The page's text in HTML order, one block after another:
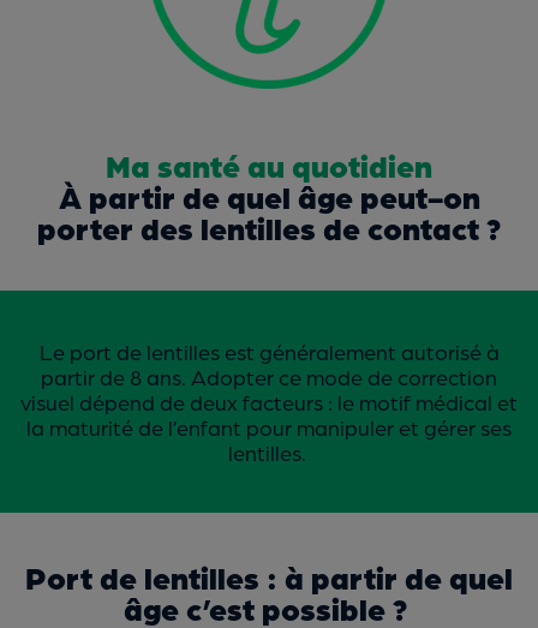
Ma santé au quotidien
À partir de quel âge peut-on
porter des lentilles de contact ?
Le port de lentilles est généralement autorisé à
partir de 8 ans. Adopter ce mode de correction
visuel dépend de deux facteurs : le motif médical et
la maturité de l’enfant pour manipuler et gérer ses
lentilles.
Port de lentilles : à partir de quel
âge c’est possible ?